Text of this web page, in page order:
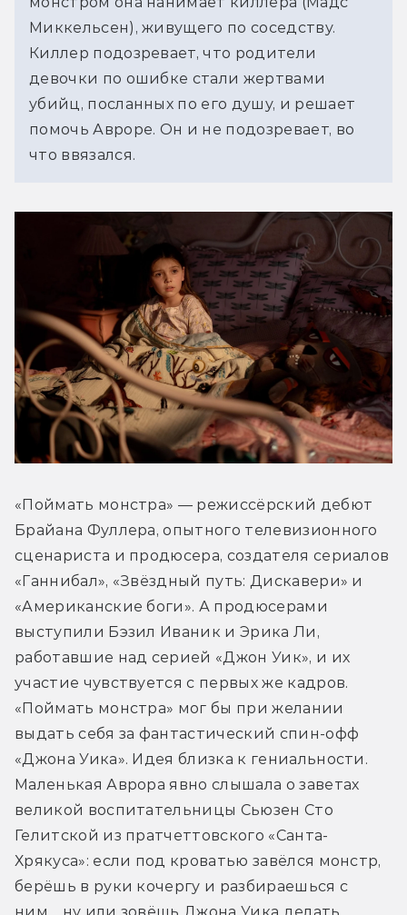
Миккельсен), живущего по соседству.
Киллер подозревает, что родители
девочки по ошибке стали жертвами
убийц, посланных по его душу, и решает
помочь Авроре. Он и не подозревает, во
что ввязался.
«Поймать монстра» — режиссёрский дебют
Брайана Фуллера, опытного телевизионного
сценариста и продюсера, создателя сериалов
«Ганнибал», «Звёздный путь: Дискавери» и
«Американские боги». А продюсерами
выступили Бэзил Иваник и Эрика Ли,
работавшие над серией «Джон Уик», и их
участие чувствуется с первых же кадров.
«Поймать монстра» мог бы при желании
выдать себя за фантастический спин-офф
«Джона Уика». Идея близка к гениальности.
Маленькая Аврора явно слышала о заветах
великой воспитательницы Сьюзен Сто
Гелитской из пратчеттовского «Санта-
Хрякуса»: если под кроватью завёлся монстр,
берёшь в руки кочергу и разбираешься с